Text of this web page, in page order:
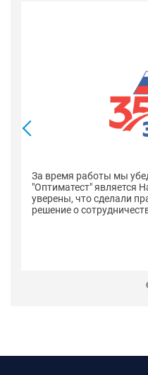
За время работы мы
"Оптиматест" является
уверены, что сделали
решение о